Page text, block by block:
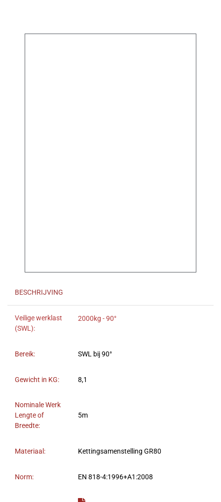
BESCHRIJVING
Veilige werklast
(SWL):
2000kg - 90°
Bereik: SWL bij 90°
Gewicht in KG: 8,1
Nominale Werk
Lengte of
Breedte:
5m
Materiaal: Kettingsamenstelling GR80
Norm: EN 818-4:1996+A1:2008